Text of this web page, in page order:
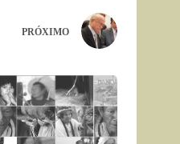
PRÓXIMO